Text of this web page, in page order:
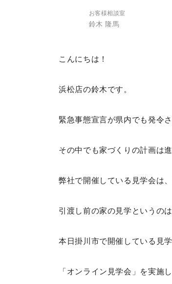
お客様相談室
鈴木 隆馬
こんにちは！
浜松店の鈴木です。
緊急事態宣言が県内でも発令
その中でも家づくりの計画は
弊社で開催している見学会は
引渡し前の家の見学というの
本日掛川市で開催している見
「オンライン見学会」を実施